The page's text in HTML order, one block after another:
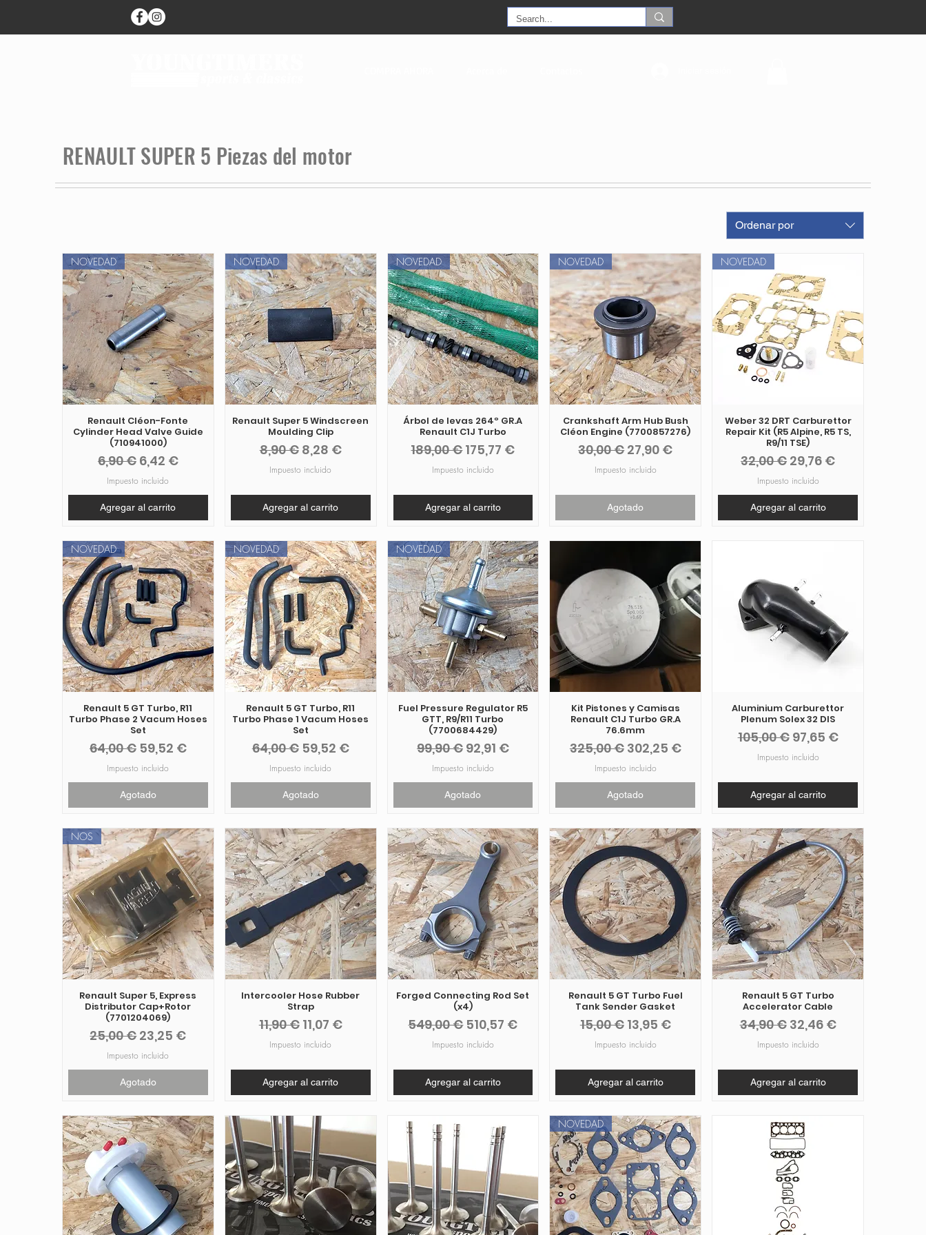
RENAULT SUPER 5 Piezas del motor
Ordenar por
NOVEDAD
Renault Cléon-Fonte
Cylinder Head Valve Guide
(710941000)
Precio
6,90 € Precio de oferta
6,42 €
Impuesto incluido
Agregar al carrito
NOVEDAD
Renault Super 5 Windscreen
Moulding Clip
Precio
8,90 € Precio de oferta
8,28 €
Impuesto incluido
Agregar al carrito
NOVEDAD
Árbol de levas 264º GR.A
Renault C1J Turbo
Precio
189,00 €Precio de oferta
175,77 €
Impuesto incluido
Agregar al carrito
NOVEDAD
Crankshaft Arm Hub Bush
Cléon Engine (7700857276)
Precio
30,00 €Precio de oferta
27,90 €
Impuesto incluido
Agotado
NOVEDAD
Weber 32 DRT Carburettor
Repair Kit (R5 Alpine, R5 TS,
R9/11 TSE)
Precio
32,00 € Precio de oferta
29,76 €
Impuesto incluido
Agregar al carrito
NOVEDAD
Renault 5 GT Turbo, R11
Turbo Phase 2 Vacum Hoses
Set
Precio
64,00 € Precio de oferta
59,52 €
Impuesto incluido
Agotado
NOVEDAD
Renault 5 GT Turbo, R11
Turbo Phase 1 Vacum Hoses
Set
Precio
64,00 € Precio de oferta
59,52 €
Impuesto incluido
Agotado
NOVEDAD
Fuel Pressure Regulator R5
GTT, R9/R11 Turbo
(7700684429)
Precio
99,90 € Precio de oferta
92,91 €
Impuesto incluido
Agotado
Kit Pistones y Camisas
Renault C1J Turbo GR.A
76.6mm
Precio
325,00 € Precio de oferta
302,25 €
Impuesto incluido
Agotado
Aluminium Carburettor
Plenum Solex 32 DIS
Precio
105,00 € Precio de oferta
97,65 €
Impuesto incluido
Agregar al carrito
NOS
Renault Super 5, Express
Distributor Cap+Rotor
(7701204069)
Precio
25,00 €Precio de oferta
23,25 €
Impuesto incluido
Agotado
Intercooler Hose Rubber
Strap
Precio
11,90 € Precio de oferta
11,07 €
Impuesto incluido
Agregar al carrito
Forged Connecting Rod Set
(x4)
Precio
549,00 € Precio de oferta
510,57 €
Impuesto incluido
Agregar al carrito
Renault 5 GT Turbo Fuel
Tank Sender Gasket
Precio
15,00 € Precio de oferta
13,95 €
Impuesto incluido
Agregar al carrito
Renault 5 GT Turbo
Accelerator Cable
Precio
34,90 € Precio de oferta
32,46 €
Impuesto incluido
Agregar al carrito
NOVEDAD